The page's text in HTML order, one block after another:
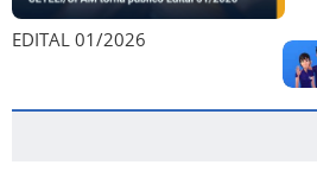
EDITAL 01/2026